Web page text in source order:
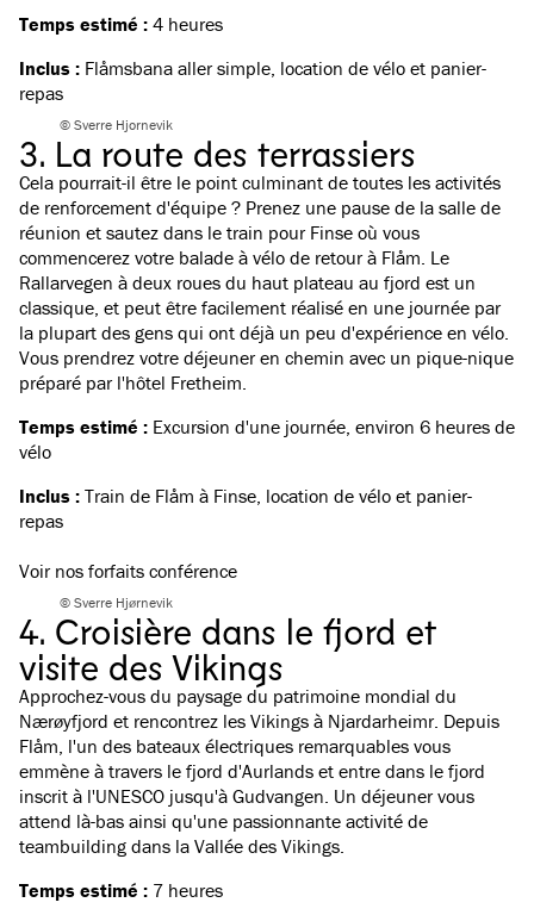
Temps estimé : 4 heures
Inclus : Flåmsbana aller simple, location de vélo et panier-
repas
© Sverre Hjornevik
3. La route des terrassiers
Cela pourrait-il être le point culminant de toutes les activités
de renforcement d'équipe ? Prenez une pause de la salle de
réunion et sautez dans le train pour Finse où vous
commencerez votre balade à vélo de retour à Flåm. Le
Rallarvegen à deux roues du haut plateau au fjord est un
classique, et peut être facilement réalisé en une journée par
la plupart des gens qui ont déjà un peu d'expérience en vélo.
Vous prendrez votre déjeuner en chemin avec un pique-nique
préparé par l'hôtel Fretheim.
Temps estimé : Excursion d'une journée, environ 6 heures de
vélo
Inclus : Train de Flåm à Finse, location de vélo et panier-
repas
Voir nos forfaits conférence
© Sverre Hjørnevik
4. Croisière dans le fjord et
visite des Vikings
Approchez-vous du paysage du patrimoine mondial du
Nærøyfjord et rencontrez les Vikings à Njardarheimr. Depuis
Flåm, l'un des bateaux électriques remarquables vous
emmène à travers le fjord d'Aurlands et entre dans le fjord
inscrit à l'UNESCO jusqu'à Gudvangen. Un déjeuner vous
attend là-bas ainsi qu'une passionnante activité de
teambuilding dans la Vallée des Vikings.
Temps estimé : 7 heures